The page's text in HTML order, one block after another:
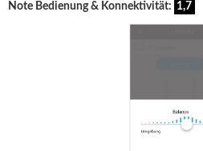
Note Bedienung & Konnektivität: 1,7